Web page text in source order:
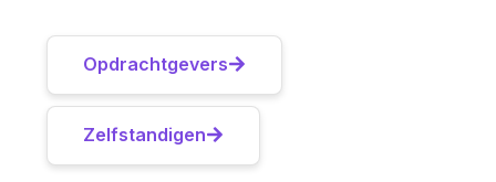
Opdrachtgevers
Zelfstandigen